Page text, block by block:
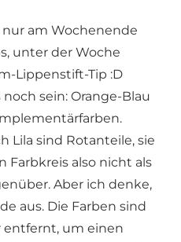
am Wochenende
unter der Woche
Lippenstift-Tip :D
sein: Orange-Blau
Lila sind Rotanteile, sie
Farbkreis also nicht als
Aber ich denke,
aus. Die Farben sind
um einen